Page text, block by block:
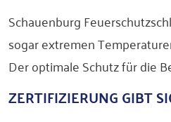
Schauenburg
sogar extremen
Der optimale Schutz für die
ZERTIFIZIERUNG GIBT